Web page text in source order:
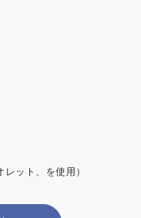
レット、を使用）